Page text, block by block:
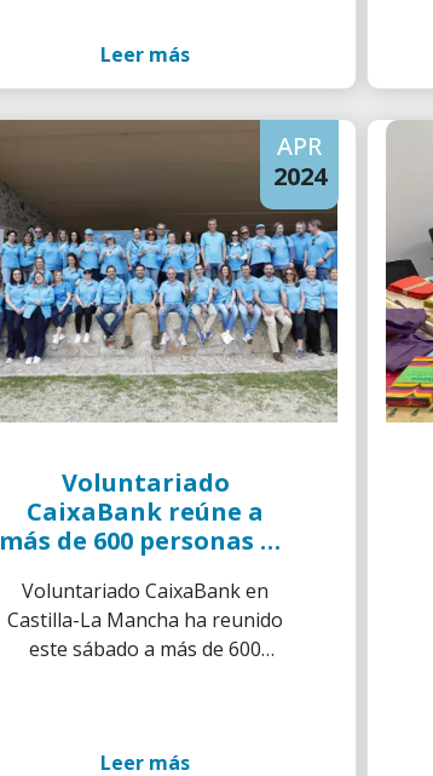
Leer más
APR
2024
Voluntariado
CaixaBank reúne a
más de 600 personas en
Integración de
Talavera de la Reina
Voluntariado CaixaBank en
Castilla-La Mancha ha reunido
este sábado a más de 600
Leer más